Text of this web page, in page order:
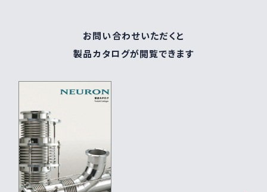
お問い合わせいただくと
製品カタログが閲覧できます